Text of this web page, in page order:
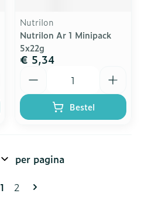
Nutrilon
Nutrilon Ar 1 Minipack
5x22g
€ 5,34
Bestel
Pagina's
U lees momenteel pagina
1 Pagina
2
per pagina